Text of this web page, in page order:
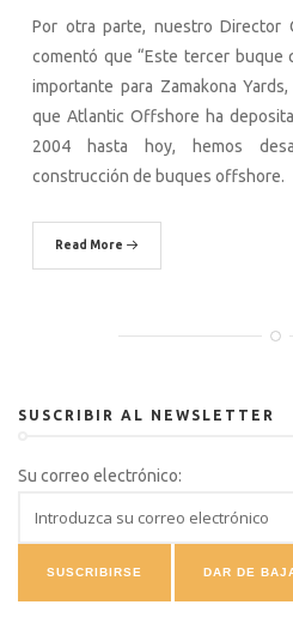
Por otra parte, nuestro Director
comentó que “Este tercer buque
importante para Zamakona
que Atlantic Offshore ha
2004 hasta hoy, hemos
construcción de buques offshore.
Read More
SUSCRIBIR AL NEWSLETTER
Su correo electrónico: